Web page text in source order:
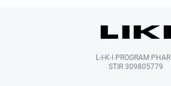
L-I-K-I PROGRAM
STIR 309805779